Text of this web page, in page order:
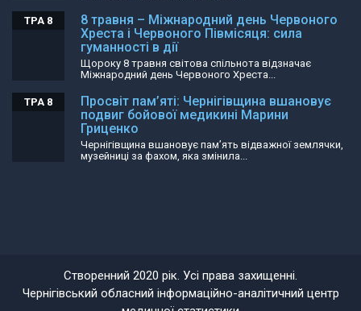
8 травня – Міжнародний день Червоного
Хреста і Червоного Півмісяця: сила
гуманності в дії
ТРА 8
Щороку 8 травня світова спільнота відзначає
Міжнародний день Червоного Хреста...
Просвіт пам’яті: Чернігівщина вшановує
подвиг бойової медикині Марини
Гриценко
ТРА 8
Чернігівщина вшановує пам’ять відважної землячки,
музейниці за фахом, яка змінила...
Створенний 2020 рік. Усі права захищенні.
Чернігівський обласний інформаційно-аналітичний центр